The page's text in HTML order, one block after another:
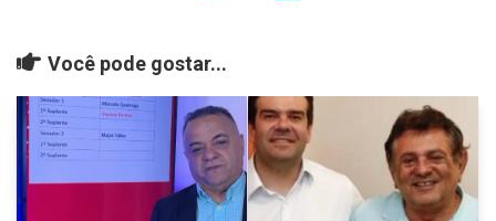
Você pode gostar...